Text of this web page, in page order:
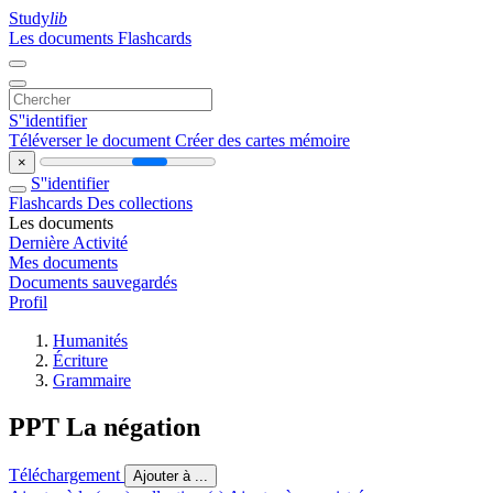
Studylib
Les documents Flashcards
S''identifier
Téléverser le document Créer des cartes mémoire
×
S''identifier
Flashcards Des collections
Les documents
Dernière Activité
Mes documents
Documents sauvegardés
Profil
Humanités
Écriture
Grammaire
PPT La négation
Téléchargement Ajouter à ...